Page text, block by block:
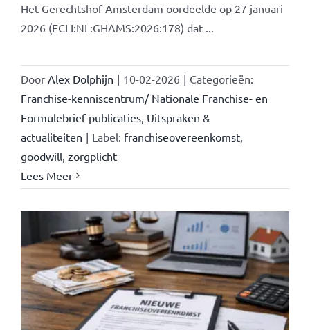
Het Gerechtshof Amsterdam oordeelde op 27 januari
2026 (ECLI:NL:GHAMS:2026:178) dat ...
Door Alex Dolphijn | 10-02-2026 | Categorieën:
Franchise-kenniscentrum/ Nationale Franchise- en
Formulebrief-publicaties, Uitspraken &
actualiteiten | Label: franchiseovereenkomst,
goodwill zorgplicht
Lees Meer